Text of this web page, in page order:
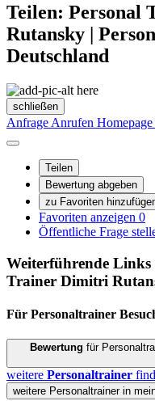
Teilen: Personal
Rutansky |
Deutschland
schließen
Anfrage Anrufen Homepage
Teilen
Bewertung abgeben
zu Favoriten
Favoriten anzeigen 0
Öffentliche Frage
Weiterführende
Trainer Dimitri
Für Personaltrainer
Bewertung für
weitere Personaltrainer
weitere Personaltrainer in